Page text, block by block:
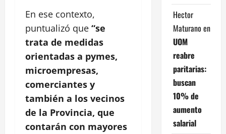
En ese contexto,
puntualizó que “se
trata de medidas
orientadas a pymes,
microempresas,
comerciantes y
también a los vecinos
de la Provincia, que
contarán con mayores
Hector
Maturano en
UOM
reabre
paritarias:
buscan
10% de
aumento
salarial